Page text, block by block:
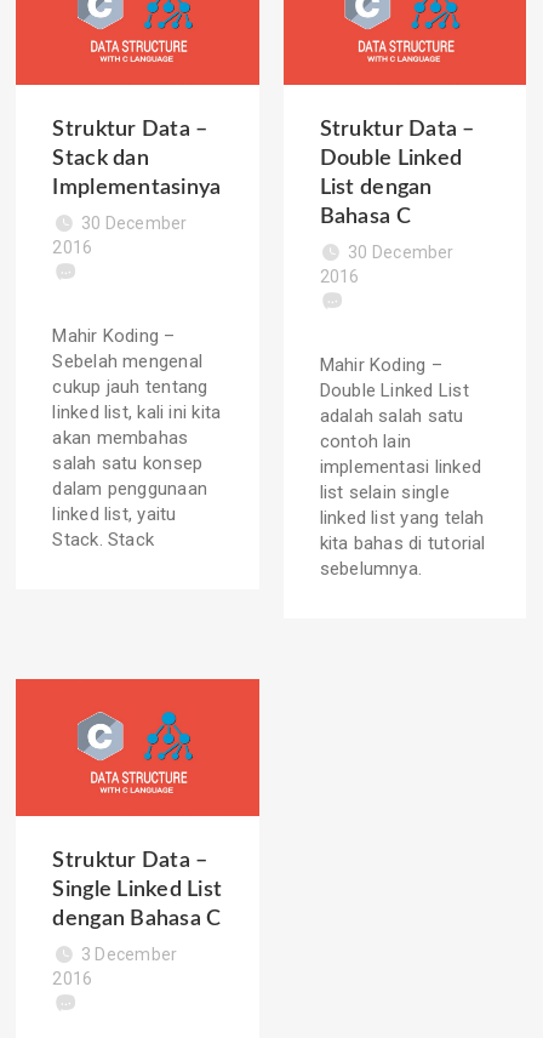
Struktur Data –
Stack dan
Implementasinya
30 December
2016
Mahir Koding –
Sebelah mengenal
cukup jauh tentang
linked list, kali ini kita
akan membahas
salah satu konsep
dalam penggunaan
linked list, yaitu
Stack. Stack
Struktur Data –
Double Linked
List dengan
Bahasa C
30 December
2016
Mahir Koding –
Double Linked List
adalah salah satu
contoh lain
implementasi linked
list selain single
linked list yang telah
kita bahas di tutorial
sebelumnya.
Struktur Data –
Single Linked List
dengan Bahasa C
3 December
2016